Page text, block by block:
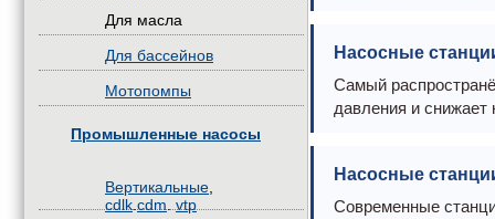
Для масла
Для бассейнов
Мотопомпы
Промышленные насосы
Вертикальные
cdlk cdm vtp
Насосные
Самый
давления и снижает
Насосные
Современные